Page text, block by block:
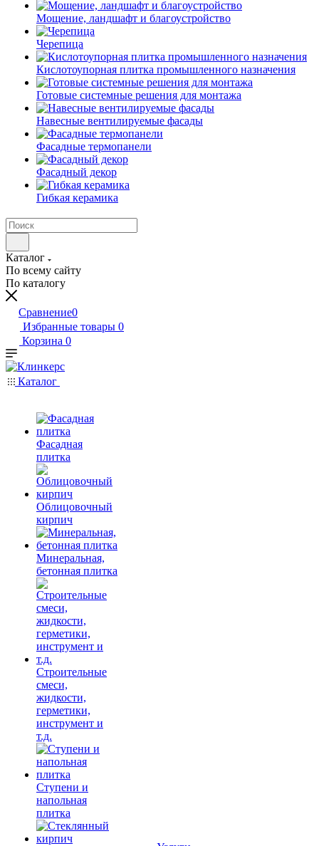
Мощение, ландшафт и благоустройство
Черепица
Кислотоупорная плитка промышленного назначения
Готовые системные решения для монтажа
Навесные вентилируемые фасады
Фасадные термопанели
Фасадный декор
Гибкая керамика
Каталог
По всему сайту
По каталогу
Сравнение0
Избранные товары 0
Корзина 0
Каталог
Фасадная
плитка
Облицовочный
кирпич
Минеральная,
бетонная плитка
Строительные
смеси,
жидкости,
герметики,
инструмент и
т.д.
Ступени и
напольная
плитка